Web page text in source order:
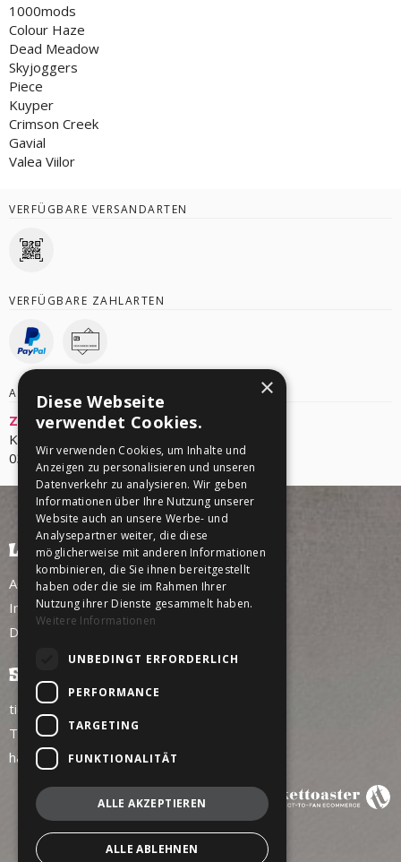
1000mods
Colour Haze
Dead Meadow
Skyjoggers
Piece
Kuyper
Crimson Creek
Gavial
Valea Viilor
VERFÜGBARE VERSANDARTEN
VERFÜGBARE ZAHLARTEN
ANBIETER/VERANSTALTER
Zum Faulen August
Karl-Liebknecht-Straße 29
03046 Cottbus
LINKS
AGB
Impressum
Datenschutz
SERVICE
tickettoaster Support
Tel.: +49 561 350 296 28 - 0
hallo@tickettoaster.de
×
Diese Webseite
verwendet Cookies.
Wir verwenden Cookies, um Inhalte und
Anzeigen zu personalisieren und unseren
Datenverkehr zu analysieren. Wir geben
Informationen über Ihre Nutzung unserer
Website auch an unsere Werbe- und
Analysepartner weiter, die diese
möglicherweise mit anderen Informationen
kombinieren, die Sie ihnen bereitgestellt
haben oder die sie im Rahmen Ihrer
Nutzung ihrer Dienste gesammelt haben.
Weitere Informationen
UNBEDINGT ERFORDERLICH
PERFORMANCE
TARGETING
FUNKTIONALITÄT
ALLE AKZEPTIEREN
ALLE ABLEHNEN